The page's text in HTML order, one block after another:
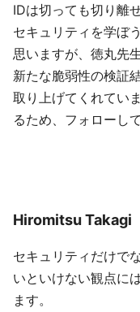
IDは切っても切り離
セキュリティを学ぼ
思いますが、徳丸先生
新たな脆弱性の検証
取り上げてくれてい
るため、フォローし
Hiromitsu Takagi
セキュリティだけで
いといけない観点に
ます。